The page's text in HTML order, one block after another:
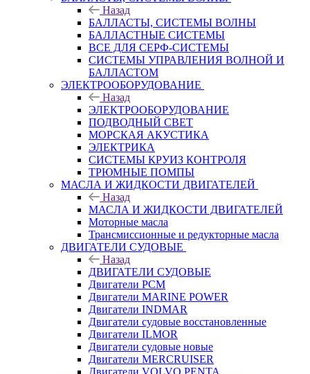
Назад
БАЛЛАСТЫ, СИСТЕМЫ ВОЛНЫ
БАЛЛАСТНЫЕ СИСТЕМЫ
ВСЕ ДЛЯ СЕРФ-СИСТЕМЫ
СИСТЕМЫ УПРАВЛЕНИЯ ВОЛНОЙ И
БАЛЛАСТОМ
ЭЛЕКТРООБОРУДОВАНИЕ
Назад
ЭЛЕКТРООБОРУДОВАНИЕ
ПОДВОДНЫЙ СВЕТ
МОРСКАЯ АКУСТИКА
ЭЛЕКТРИКА
СИСТЕМЫ КРУИЗ КОНТРОЛЯ
ТРЮМНЫЕ ПОМПЫ
МАСЛА И ЖИДКОСТИ ДВИГАТЕЛЕЙ
Назад
МАСЛА И ЖИДКОСТИ ДВИГАТЕЛЕЙ
Моторные масла
Трансмиссионные и редукторные масла
ДВИГАТЕЛИ СУДОВЫЕ
Назад
ДВИГАТЕЛИ СУДОВЫЕ
Двигатели PCM
Двигатели MARINE POWER
Двигатели INDMAR
Двигатели судовые восстановленные
Двигатели ILMOR
Двигатели судовые новые
Двигатели MERCRUISER
Двигатели VOLVO PENTA